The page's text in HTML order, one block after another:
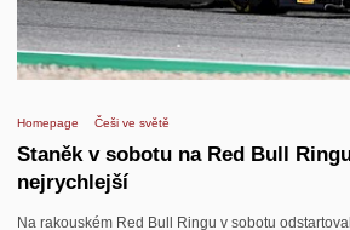
Homepage Češi ve světě
Staněk v sobotu na Red Bull
nejrychlejší
Na rakouském Red Bull Ringu v sobotu